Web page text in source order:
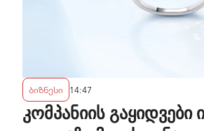
ბიზნესი 14:47
კომპანიის გაყიდვები